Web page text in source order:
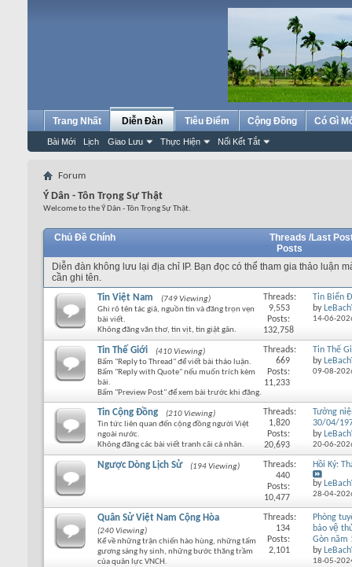
Trang Nhất Diễn Đàn
Bài Mới Lịch Giao Lưu Thực Hiện Nối Kết Tắt
Tiêu Điểm Cộng Đồng Có Gì
Forum
Ý Dân - Tôn Trọng Sự Thật
Welcome to the Ý Dân - Tôn Trọng Sự Thật.
Chủ Đề Chính
Threads /
Posts
Last
Diễn đàn không lưu lại địa chỉ IP. Bạn đọc có thể tham gia thảo luận
cần ghi tên.
Tin Việt Nam
(749 Viewing)
Ghi rõ tên tác giả, nguồn tin và đăng trọn vẹn
bài viết.
Không đăng văn thơ, tin vịt, tin giật gân.
Threads:
9,553
Posts:
132,758
Tin Biển
by
14-06-
Tin Thế Giới
(410 Viewing)
Bấm "Reply to Thread" để viết bài thảo luận.
Bấm "Reply with Quote" nếu muốn trích kèm
bài.
Bấm "Preview Post" để xem bài trước khi đăng.
Threads:
669
Posts:
11,233
Tin Thế
by
09-08-
Tin Cộng Đồng
(210 Viewing)
Tin tức liên quan đến cộng đồng người Việt
ngoài nước.
Không đăng các bài viết tranh cãi cá nhân.
Threads:
1,820
Posts:
20,693
Tưởng
30/04/
by
20-06-
Ngược Dòng Lịch Sử (194 Viewing)
Threads:
440
Posts:
10,477
Hồi Ký:
by
28-04-
Quân Sử Việt Nam Cộng Hòa
(240 Viewing)
Kể về những trận chiến hào hùng, những tấm
gương sáng hy sinh, những bước thăng trầm
của quân lực VNCH.
Threads:
134
Posts:
2,101
Phòng
bảo vệ
Gòn năm
by
18-05-